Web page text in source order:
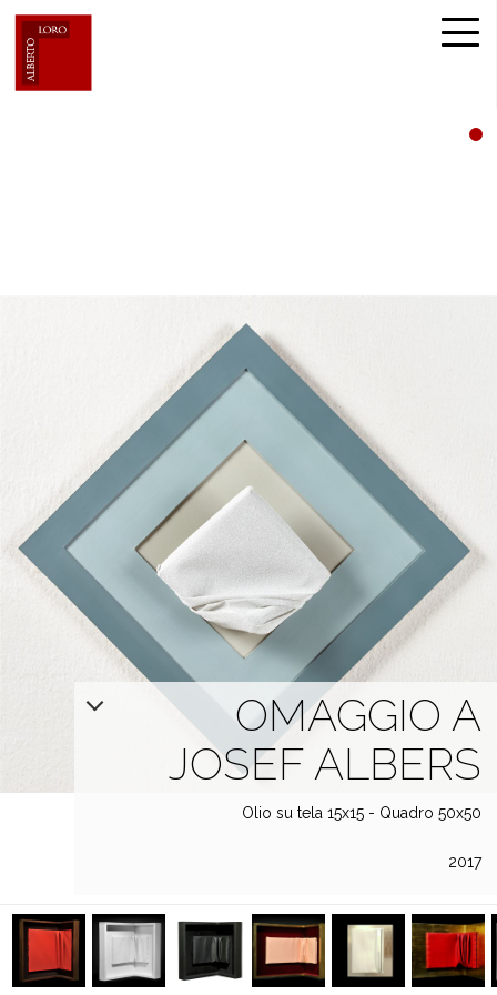
OMAGGIO A
JOSEF ALBERS
Olio su tela 15x15 - Quadro 50x50
2017